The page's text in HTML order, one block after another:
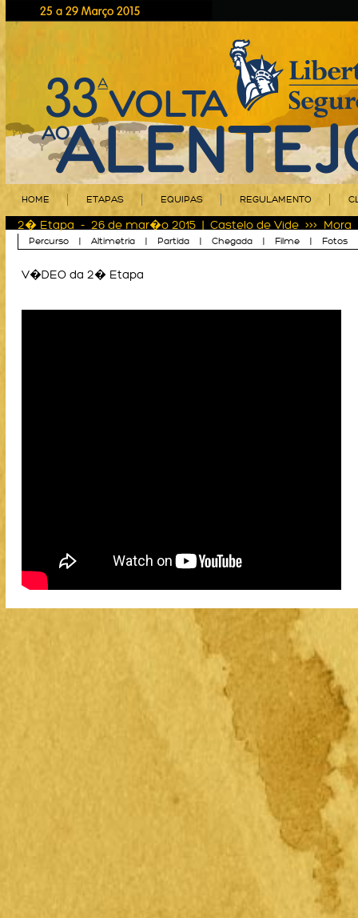
HOME ETAPAS EQUIPAS REGULAMENTO
2� Etapa - 26 de mar�o 2015 | Castelo de Vide >>> Mora
Percurso | Altimetria | Partida | Chegada | Filme | Fotos
V�DEO da 2� Etapa